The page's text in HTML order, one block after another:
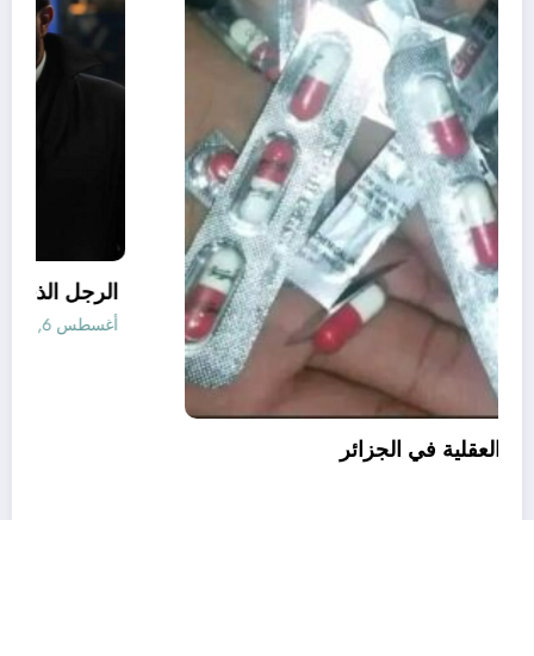
قانون المؤثرات العقلية في الجزائر